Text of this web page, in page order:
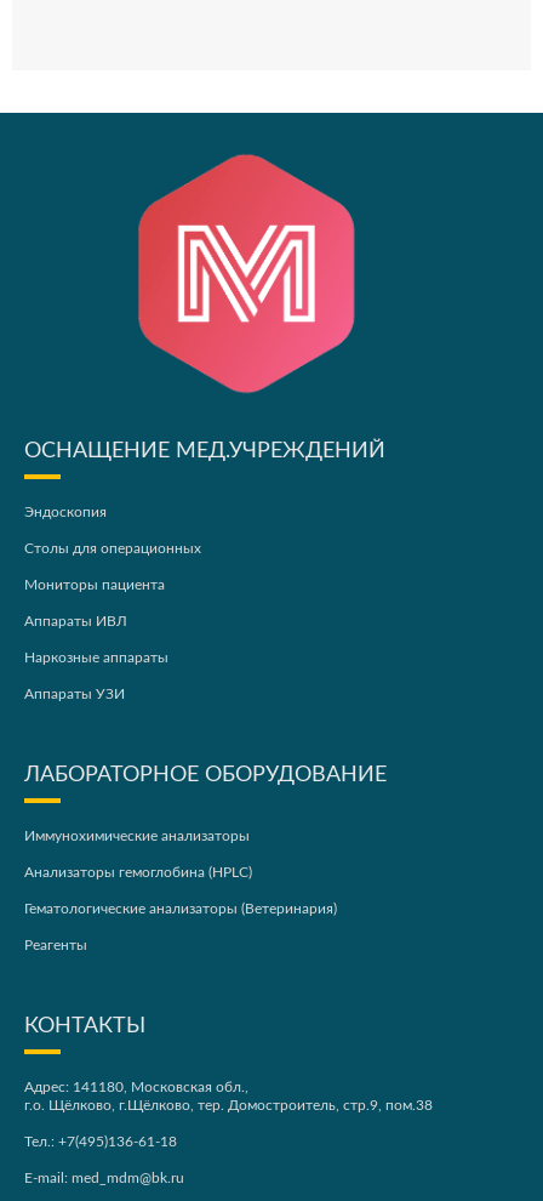
ОСНАЩЕНИЕ МЕД.УЧРЕЖДЕНИЙ
Эндоскопия
Столы для операционных
Мониторы пациента
Аппараты ИВЛ
Наркозные аппараты
Аппараты УЗИ
ЛАБОРАТОРНОЕ ОБОРУДОВАНИЕ
Иммунохимические анализаторы
Анализаторы гемоглобина (HPLC)
Гематологические анализаторы (Ветеринария)
Реагенты
КОНТАКТЫ
Адрес: 141180, Московская обл.,
г.о. Щёлково, г.Щёлково, тер. Домостроитель, стр.9, пом.38
Тел.: +7(495)136-61-18
E-mail: med_mdm@bk.ru